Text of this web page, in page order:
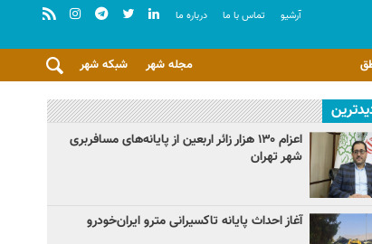
آرشيو تماس با ما درباره ما
شبکه شهر مجله شهر
اعزام ۱۳۰ هزار زائر اربعین از پایانه‌های مسافربری
شهر تهران
آغاز احداث پایانه تاکسیرانی مترو ایران‌خودرو